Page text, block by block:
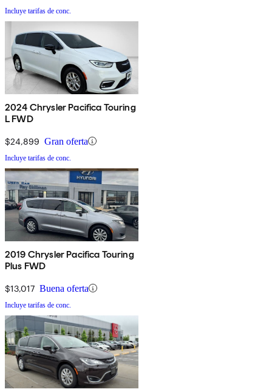
Incluye tarifas de conc.
2024 Chrysler Pacifica Touring
L FWD
$24,899 Gran oferta
Incluye tarifas de conc.
2019 Chrysler Pacifica Touring
Plus FWD
$13,017 Buena oferta
Incluye tarifas de conc.